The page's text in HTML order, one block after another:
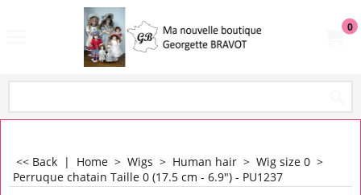
0
<< Back | Home > Wigs > Human hair > Wig size 0 >
Perruque chatain Taille 0 (17.5 cm - 6.9") - PU1237